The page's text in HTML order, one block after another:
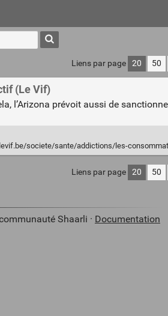
Liens par page 20 50
(Le Vif)
l’Arizona prévoit aussi de
sante/addictions/les-consommateurs-de-drogues-dans-le-viseur-de-larizona-
Liens par page 20 50
Shaarli · Documentation